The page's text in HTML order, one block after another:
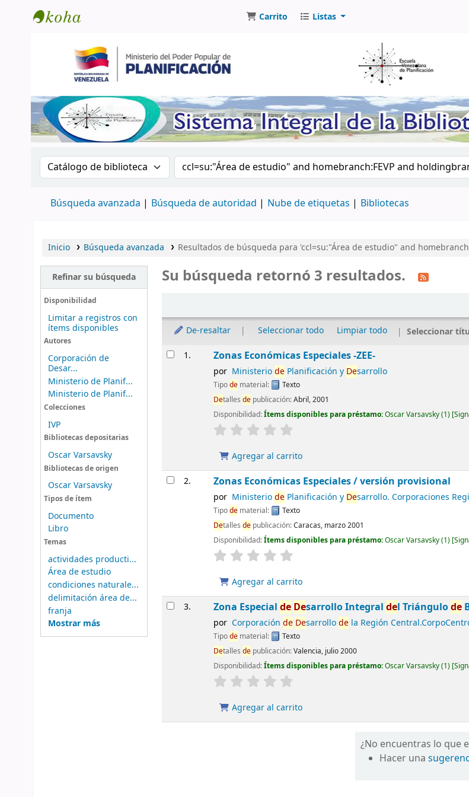
Carrito Listas
Buscar en el catálogo por:Buscar en el catálogo por palabra clave
Búsqueda avanzada Búsqueda de autoridad Nube de etiquetas Bibliotecas
Inicio Búsqueda avanzada Resultados de búsqueda para 'ccl=su:"Área de estudio" and
Refinar su búsqueda
Disponibilidad
Limitar a registros con
ítems disponibles
Autores
Corporación de
Desar...
Ministerio de Planif...
Ministerio de Planif...
Colecciones
IVP
Bibliotecas depositarias
Oscar Varsavsky
Bibliotecas de origen
Oscar Varsavsky
Tipos de ítem
Documento
Libro
Temas
actividades producti...
Área de estudio
condiciones naturale...
delimitación área de...
franja
Mostrar más
Su búsqueda retornó 3 resultados.
De-resaltar Seleccionar todo Limpiar todo Seleccionar
Resultados
1. Zonas Económicas Especiales -ZEE-
por MinisteriodePlanificación y Desarrollo
Tipode material:
Texto
Detallesde publicación:Abril, 2001
Disponibilidad:Ítems disponibles para préstamo:Oscar Varsavsky(1)
Agregar al carrito
2. Zonas Económicas Especiales / versión provisional
por MinisteriodePlanificación y Desarrollo. Corporaciones
Tipode material:
Texto
Detallesde publicación:Caracas, marzo 2001
Disponibilidad:Ítems disponibles para préstamo:Oscar Varsavsky(1)
Agregar al carrito
3. Zona Especialde Desarrollo Integraldel Triángulode
por Corporación de Desarrollodela Región
Tipode material:
Texto
Detallesde publicación:Valencia, julio 2000
Disponibilidad:Ítems disponibles para préstamo:Oscar Varsavsky(1)
Agregar al carrito
¿No encuentras lo que
Hacer una